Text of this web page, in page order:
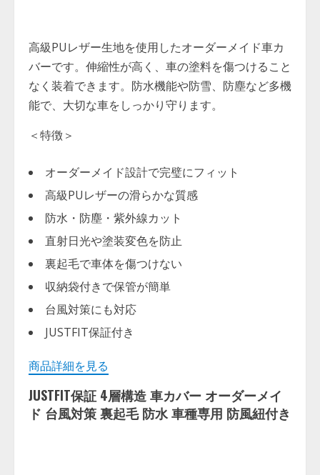
高級PUレザー生地を使用したオーダーメイド車カ
バーです。伸縮性が高く、車の塗料を傷つけること
なく装着できます。防水機能や防雪、防塵など多機
能で、大切な車をしっかり守ります。
＜特徴＞
オーダーメイド設計で完璧にフィット
高級PUレザーの滑らかな質感
防水・防塵・紫外線カット
直射日光や塗装変色を防止
裏起毛で車体を傷つけない
収納袋付きで保管が簡単
台風対策にも対応
JUSTFIT保証付き
商品詳細を見る
JUSTFIT保証 4層構造 車カバー オーダーメイ
ド 台風対策 裏起毛 防水 車種専用 防風紐付き